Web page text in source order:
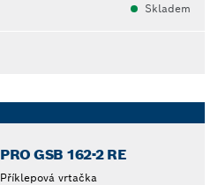
Skladem
PRO GSB 162-2 RE
Příklepová vrtačka